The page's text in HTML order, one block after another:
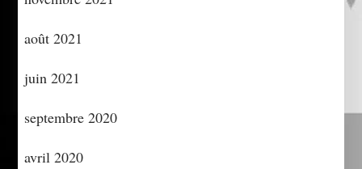
août 2021
juin 2021
septembre 2020
avril 2020